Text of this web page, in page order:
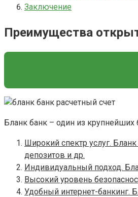
Заключение
Преимущества
Бланк банк – один из
Широкий спектр услуг.
депозитов и др.
Индивидуальный подход.
Высокий уровень
Удобный интернет-банкинг.